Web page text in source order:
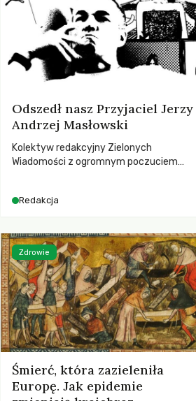
Odszedł nasz Przyjaciel Jerzy
Andrzej Masłowski
Kolektyw redakcyjny Zielonych
Wiadomości z ogromnym poczuciem
kochanego Opiekuna, Mecenasa i Mentora.
Redakcja
Śmierć, która zazieleniła
Europę. Jak epidemie
Zdrowie